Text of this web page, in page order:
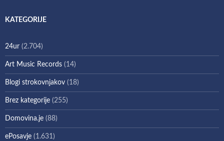
KATEGORIJE
24ur (2.704)
Art Music Records (14)
Blogi strokovnjakov (18)
Brez kategorije (255)
Domovina.je (88)
ePosavje (1.631)